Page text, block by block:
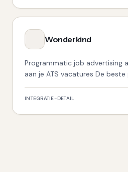
Wonderkind
Programmatic job advertising
aan je ATS vacatures De
INTEGRATIE-DETAIL